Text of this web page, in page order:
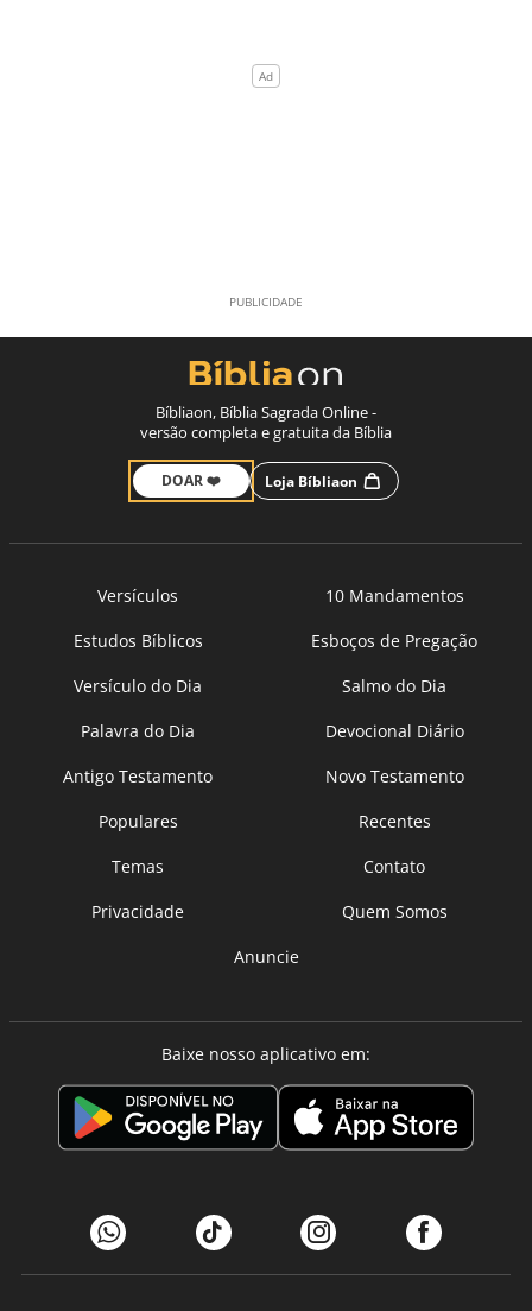
Bíbliaon, Bíblia Sagrada Online -
versão completa e gratuita da Bíblia
DOAR ❤️ Loja Bíbliaon
Versículos
10 Mandamentos
Estudos Bíblicos
Esboços de Pregação
Versículo do Dia
Salmo do Dia
Palavra do Dia
Devocional Diário
Antigo Testamento
Novo Testamento
Populares
Recentes
Temas
Contato
Privacidade
Quem Somos
Anuncie
Baixe nosso aplicativo em: